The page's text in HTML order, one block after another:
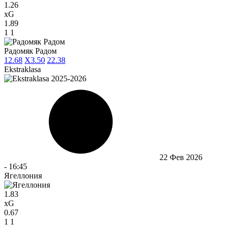
1.26
xG
1.89
1 1
Радомяк Радом
1 2.68 X3.50 22.38
Ekstraklasa
22 Фев 2026
- 16:45
Ягеллония
1.83
xG
0.67
1 1